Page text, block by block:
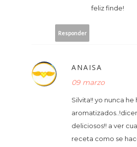
feliz finde!
Responder
ANAISA
09 marzo
Silvita!! yo nunca
deliciosos!! a ver
receta como se